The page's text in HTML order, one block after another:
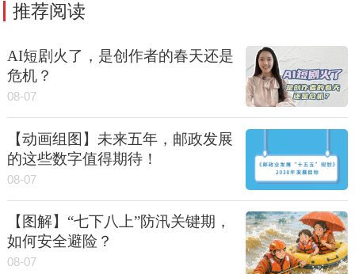
推荐阅读
AI短剧火了，是创作者的春天还是
危机？
08-07
【动画组图】未来五年，邮政发展
的这些数字值得期待！
08-07
【图解】“七下八上”防汛关键期，
如何安全避险？
08-07